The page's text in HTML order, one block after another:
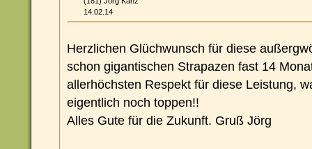
14.02.14
Herzlichen Glüchwunsch für diese
schon gigantischen Strapazen fast 14
allerhöchsten Respekt für diese Leistung,
eigentlich noch toppen!!
Alles Gute für die Zukunft. Gruß Jörg